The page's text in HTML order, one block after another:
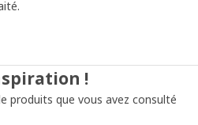
!
produits que vous avez consulté